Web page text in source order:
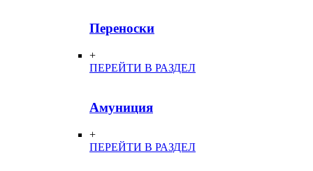
Переноски
+
ПЕРЕЙТИ В РАЗДЕЛ
Амуниция
+
ПЕРЕЙТИ В РАЗДЕЛ